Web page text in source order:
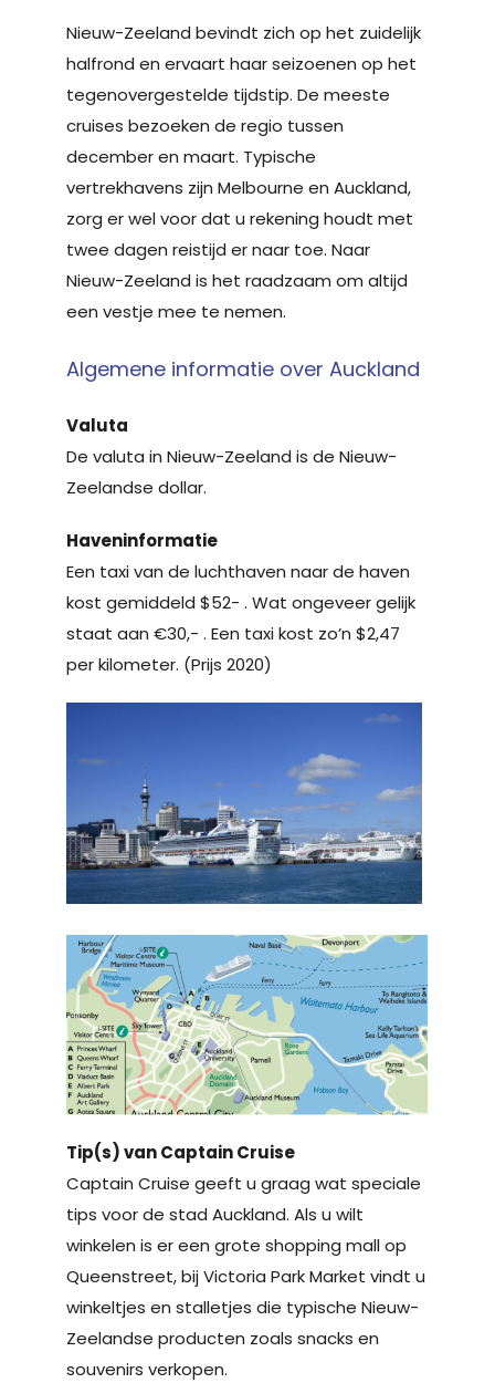
Nieuw-Zeeland bevindt zich op het zuidelijk
halfrond en ervaart haar seizoenen op het
tegenovergestelde tijdstip. De meeste
cruises bezoeken de regio tussen
december en maart. Typische
vertrekhavens zijn Melbourne en Auckland,
zorg er wel voor dat u rekening houdt met
twee dagen reistijd er naar toe. Naar
Nieuw-Zeeland is het raadzaam om altijd
een vestje mee te nemen.
Algemene informatie over Auckland
Valuta
De valuta in Nieuw-Zeeland is de Nieuw-
Zeelandse dollar.
Haveninformatie
Een taxi van de luchthaven naar de haven
kost gemiddeld $52- . Wat ongeveer gelijk
staat aan €30,- . Een taxi kost zo’n $2,47
per kilometer. (Prijs 2020)
Tip(s) van Captain Cruise
Captain Cruise geeft u graag wat speciale
tips voor de stad Auckland. Als u wilt
winkelen is er een grote shopping mall op
Queenstreet, bij Victoria Park Market vindt u
winkeltjes en stalletjes die typische Nieuw-
Zeelandse producten zoals snacks en
souvenirs verkopen.